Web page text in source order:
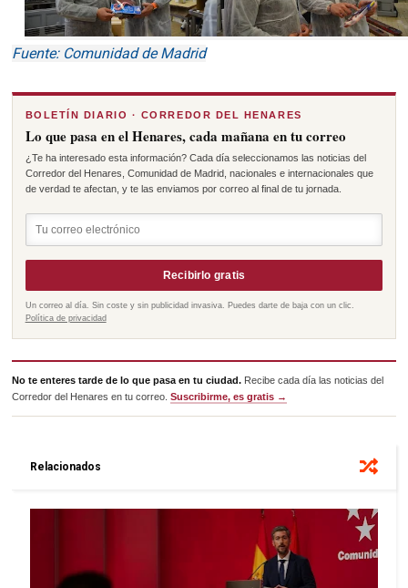
Fuente: Comunidad de Madrid
BOLETÍN DIARIO · CORREDOR DEL HENARES
Lo que pasa en el Henares, cada mañana en tu correo
¿Te ha interesado esta información? Cada día seleccionamos las noticias del
Corredor del Henares, Comunidad de Madrid, nacionales e internacionales que
de verdad te afectan, y te las enviamos por correo al final de tu jornada.
Recibirlo gratis
Un correo al día. Sin coste y sin publicidad invasiva. Puedes darte de baja con un clic.
Política de privacidad
No te enteres tarde de lo que pasa en tu ciudad. Recibe cada día las noticias del
Corredor del Henares en tu correo.Suscribirme, es gratis →
Relacionados